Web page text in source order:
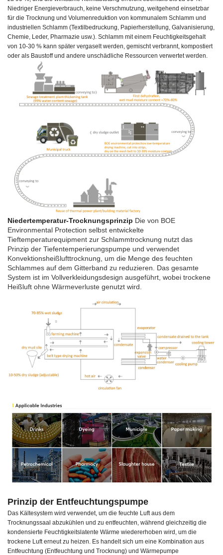
Niedriger Energieverbrauch, keine Verschmutzung, weitgehend einsetzbar
für die Trocknung und Volumenreduktion von kommunalem Schlamm und
industriellen Schlamm (Textilbedruckung, Papierherstellung, Galvanisierung,
Chemie, Leder, Pharmazie usw.). Schlamm mit einem Feuchtigkeitsgehalt
von 10-30 % kann später vergaselt werden, gemischt verbrannt, kompostiert
oder als Baustoff und andere unschädliche Ressourcen verwertet werden.
Niedertemperatur-Trocknungsprinzip Die von BOE
Environmental Protection selbst entwickelte
Tieftemperaturequipment zur Schlammtrocknung nutzt das
Prinzip der Tiefentemperierungspumpe und verwendet
Konvektionsheißlufttrocknung, um die Menge des feuchten
Schlammes auf dem Gitterband zu reduzieren. Das gesamte
System ist im Vollverkleidungsdesign ausgeführt, wobei trockene
Heißluft ohne Wärmeverluste genutzt wird.
Prinzip der Entfeuchtungspumpe
Das Kältesystem wird verwendet, um die feuchte Luft aus dem
Trocknungssaal abzukühlen und zu entfeuchten, während gleichzeitig die
kondensierte Feuchtigkeitslatente Wärme wiedererhoben wird, um die
trockene Luft erneut zu heizen. Es handelt sich um eine Kombination aus
Entfeuchtung (Entfeuchtung und Trocknung) und Wärmepumpe